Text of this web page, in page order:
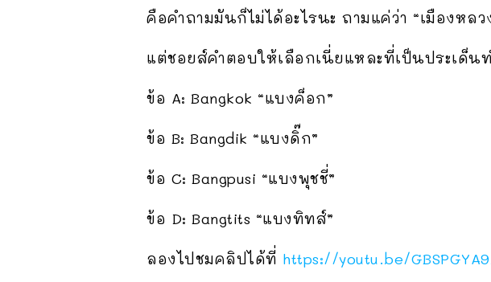
คือคำถามมันก็ไม่ได้อะไรนะ ถามแค่ว่า “เมืองหลว
แต่ชอยส์คำตอบให้เลือกเนี่ยแหละที่เป็นประเด็
ข้อ A: Bangkok “แบงค็อก”
ข้อ B: Bangdik “แบงดิ๊ก”
ข้อ C: Bangpusi “แบงพุชชี่”
ข้อ D: Bangtits “แบงทิทส์”
ลองไปชมคลิปได้ที่ https://youtu.be/